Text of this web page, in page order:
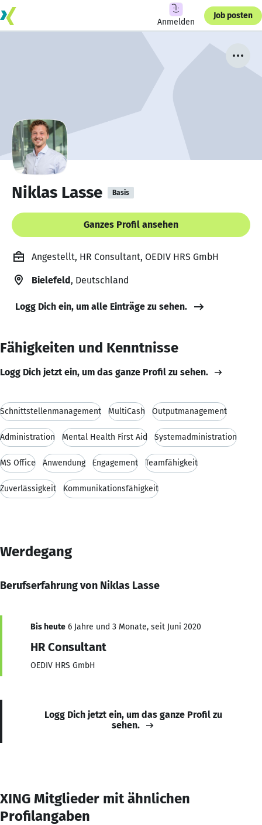
Anmelden
Job posten
Niklas Lasse Basis
Ganzes Profil ansehen
Angestellt, HR Consultant, OEDIV HRS GmbH
Bielefeld, Deutschland
Logg Dich ein, um alle Einträge zu sehen.
Fähigkeiten und Kenntnisse
Logg Dich jetzt ein, um das ganze Profil zu sehen.
Schnittstellenmanagement MultiCash Outputmanagement
Administration Mental Health First Aid Systemadministration
MS Office Anwendung Engagement Teamfähigkeit
Zuverlässigkeit Kommunikationsfähigkeit
Werdegang
Berufserfahrung von Niklas Lasse
Bis heute 6 Jahre und 3 Monate, seit Juni 2020
HR Consultant
OEDIV HRS GmbH
Logg Dich jetzt ein, um das ganze Profil zu
sehen.
XING Mitglieder mit ähnlichen
Profilangaben